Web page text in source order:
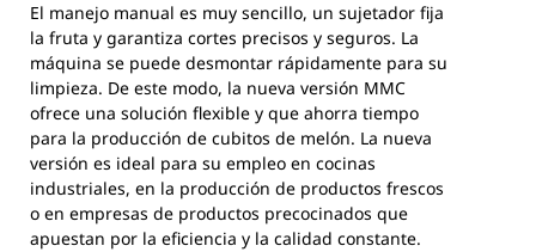
El manejo manual es muy sencillo, un sujetador fija
la fruta y garantiza cortes precisos y seguros. La
máquina se puede desmontar rápidamente para su
limpieza. De este modo, la nueva versión MMC
ofrece una solución flexible y que ahorra tiempo
para la producción de cubitos de melón. La nueva
versión es ideal para su empleo en cocinas
industriales, en la producción de productos frescos
o en empresas de productos precocinados que
apuestan por la eficiencia y la calidad constante.